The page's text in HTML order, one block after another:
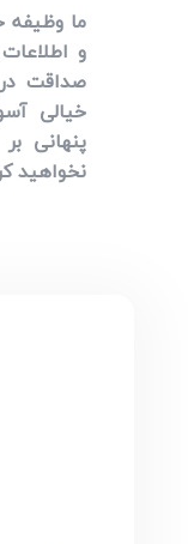
ما وظیفه
و
صداقت در
خیالی
پنهانی
نخواهید